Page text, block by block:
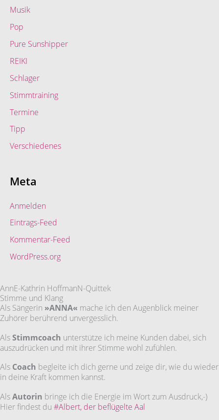
Musik
Pop
Pure Sunshipper
REIKI
Schlager
Stimmtraining
Termine
Tipp
Verschiedenes
Meta
Anmelden
Eintrags-Feed
Kommentar-Feed
WordPress.org
AnnE-Kathrin HoffmanN-Quittek
Stimme und Klang
Als Sängerin »ANNA« mache ich den Augenblick meiner
Zuhörer berührend unvergesslich.
AlsStimmcoach unterstütze ich meine Kunden dabei, sich
auszudrücken und mit ihrer Stimme wohl zufühlen.
Als Coach begleite ich dich gerne und zeige dir, wie du wieder
in deine Kraft kommen kannst.
AlsAutorin bringe ich die Energie im Wort zum Ausdruck,-)
Hier findest du #Albert, der beflügelte Aal